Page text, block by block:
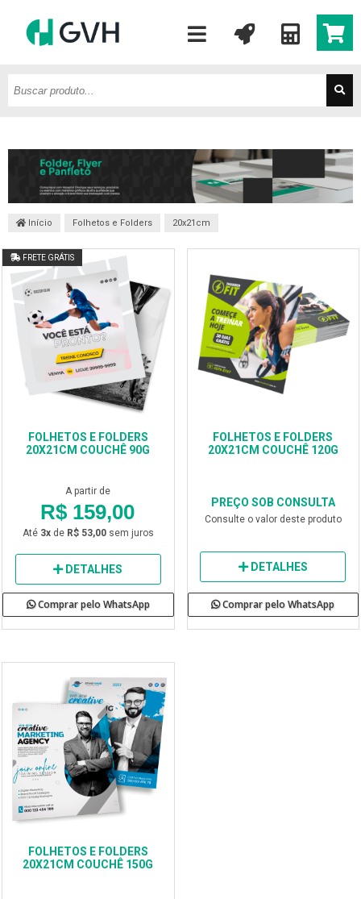
Início Folhetos e Folders 20x21cm
FRETE GRÁTIS
FOLHETOS E FOLDERS
20X21CM COUCHÊ 90G
A partir de
R$ 159,00
Até 3xde R$ 53,00sem juros
DETALHES
Comprar pelo WhatsApp
FOLHETOS E FOLDERS
20X21CM COUCHÊ 120G
PREÇO SOB CONSULTA
Consulte o valor deste produto
DETALHES
Comprar pelo WhatsApp
FOLHETOS E FOLDERS
20X21CM COUCHÊ 150G